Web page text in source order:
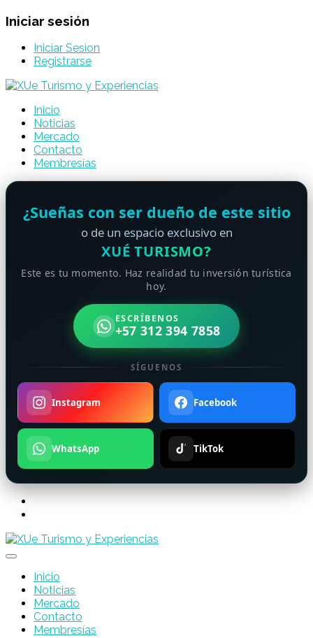
Iniciar sesión
Iniciar Sesion
Registrarse
Inicio
Noticias
Mercado
Contacto
Membresías
¿Sueñas con ser dueño de este sitio
o de un espacio exclusivo en
XUÉ TURISMO?
Este es tu momento. Haz realidad tu inversión turística
hoy.
ESCRÍBENOS
+57 312 394 7858
SÍGUENOS
Instagram Facebook
WhatsApp TikTok
Inicio
Noticias
Mercado
Contacto
Membresías